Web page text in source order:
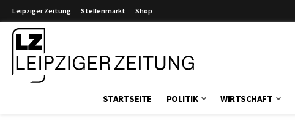
Leipziger Zeitung Stellenmarkt Shop
STARTSEITE POLITIK WIRTSCHAFT